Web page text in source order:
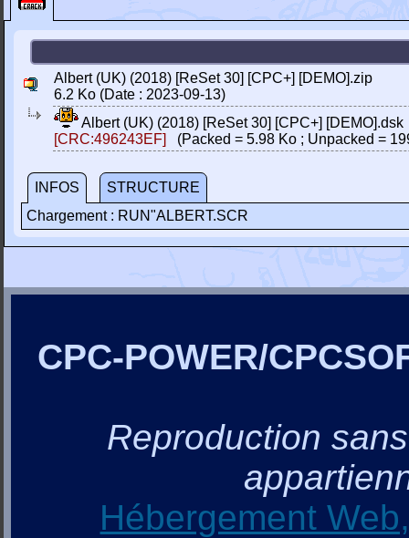
Albert (UK) (2018) [ReSet 30] [CPC+] [DEMO].zip
6.2 Ko (Date : 2023-09-13)
Albert (UK) (2018) [ReSet 30] [CPC+] [DEMO].dsk
[CRC:496243EF]
(Packed = 5.98 Ko ; Unpacked =
INFOS
STRUCTURE
Chargement : RUN"ALBERT.SCR
CPC-POWER/
Reproduction
Hébergement